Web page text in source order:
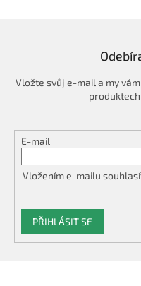
Vložte svůj e-mail a my
E-mail
Vložením e-mailu
PŘIHLÁSIT SE